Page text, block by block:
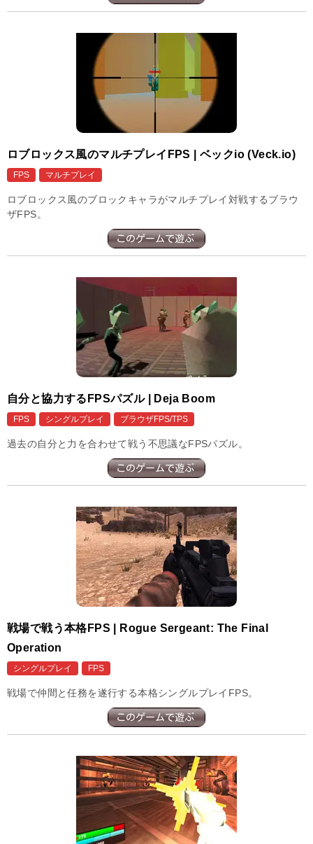
ロブロックス風のマルチプレイFPS | ベックio (Veck.io)
FPS マルチプレイ
ロブロックス風のブロックキャラがマルチプレイ対戦するブラウ
ザFPS。
自分と協力するFPSパズル | Deja Boom
FPS シングルプレイ ブラウザFPS/TPS
過去の自分と力を合わせて戦う不思議なFPSパズル。
戦場で戦う本格FPS | Rogue Sergeant: The Final
Operation
シングルプレイ FPS
戦場で仲間と任務を遂行する本格シングルプレイFPS。